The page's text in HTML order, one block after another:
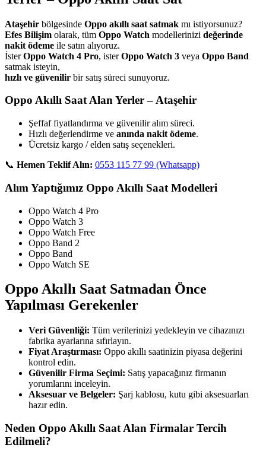
Ataşehir bölgesinde Oppo akıllı saat satmak mı istiyorsunuz?
Efes Bilişim olarak, tüm Oppo Watch modellerinizi değerinde
nakit ödeme ile satın alıyoruz.
İsterOppo Watch 4 Pro, isterOppo Watch 3 veya Oppo Band
satmak isteyin,
hızlı ve güvenilir bir satış süreci sunuyoruz.
Oppo Akıllı Saat Alan Yerler – Ataşehir
Şeffaf fiyatlandırma ve güvenilir alım süreci.
Hızlı değerlendirme ve anında nakit ödeme.
Ücretsiz kargo / elden satış seçenekleri.
📞 Hemen Teklif Alın: 0553 115 77 99 (Whatsapp)
Alım Yaptığımız Oppo Akıllı Saat Modelleri
Oppo Watch 4 Pro
Oppo Watch 3
Oppo Watch Free
Oppo Band 2
Oppo Band
Oppo Watch SE
Oppo Akıllı Saat Satmadan Önce
Yapılması Gerekenler
Veri Güvenliği: Tüm verilerinizi yedekleyin ve cihazınızı
fabrika ayarlarına sıfırlayın.
Fiyat Araştırması: Oppo akıllı saatinizin piyasa değerini
kontrol edin.
Güvenilir Firma Seçimi: Satış yapacağınız firmanın
yorumlarını inceleyin.
Aksesuar ve Belgeler: Şarj kablosu, kutu gibi aksesuarları
hazır edin.
Neden Oppo Akıllı Saat Alan Firmalar Tercih
Edilmeli?